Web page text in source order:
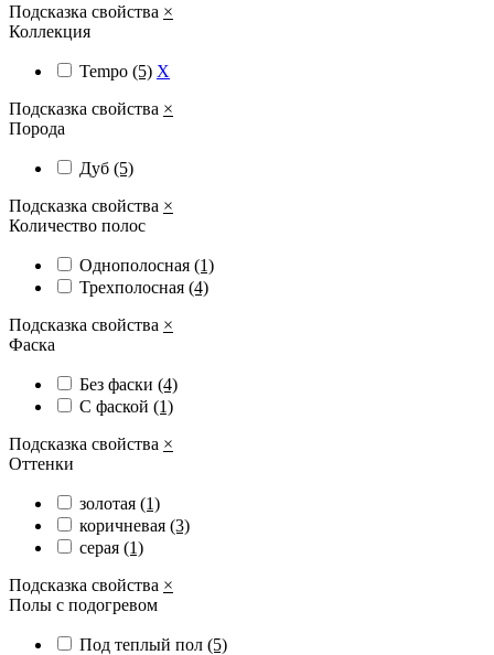
Подсказка свойства ×
Коллекция
Tempo (5) X
Подсказка свойства ×
Порода
Дуб (5)
Подсказка свойства ×
Количество полос
Однополосная (1)
Трехполосная (4)
Подсказка свойства ×
Фаска
Без фаски (4)
С фаской (1)
Подсказка свойства ×
Оттенки
золотая (1)
коричневая (3)
серая (1)
Подсказка свойства ×
Полы с подогревом
Под теплый пол (5)